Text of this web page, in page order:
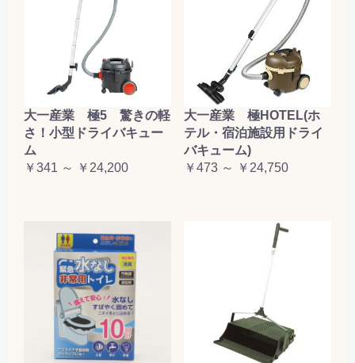
大一産業 極5 驚きの軽
さ！小型ドライバキュー
ム
￥341 ～ ￥24,200
大一産業 極HOTEL(ホ
テル・宿泊施設用ドライ
バキューム)
￥473 ～ ￥24,750